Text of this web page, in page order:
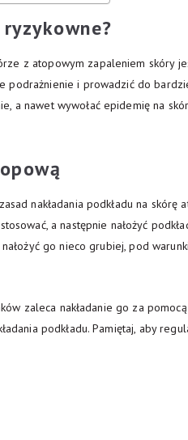
z atopowym zapaleniem skóry
podrażnienie i prowadzić do
a nawet wywołać epidemię na
nakładania podkładu na skórę
a następnie nałożyć
go nieco grubiej, pod
zaleca nakładanie go za
podkładu. Pamiętaj, aby